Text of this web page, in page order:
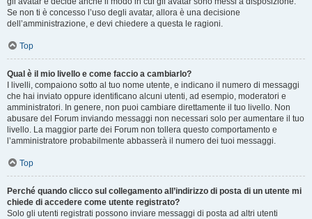
Se non ti è concesso l’uso degli avatar, allora è una decisione
dell’amministrazione, e devi chiedere a questa le ragioni.
Top
Qual è il mio livello e come faccio a cambiarlo?
I livelli, compaiono sotto al tuo nome utente, e indicano il numero di messaggi
che hai inviato oppure identificano alcuni utenti, ad esempio, moderatori e
amministratori. In genere, non puoi cambiare direttamente il tuo livello. Non
abusare del Forum inviando messaggi non necessari solo per aumentare il tuo
livello. La maggior parte dei Forum non tollera questo comportamento e
l’amministratore probabilmente abbasserà il numero dei tuoi messaggi.
Top
Perché quando clicco sul collegamento all’indirizzo di posta di un utente mi
chiede di accedere come utente registrato?
Solo gli utenti registrati possono inviare messaggi di posta ad altri utenti